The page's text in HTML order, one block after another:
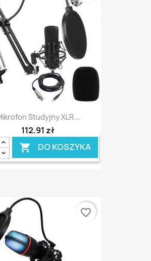
Studyjny XLR...
112,91 zł
 DO KOSZYKA
favorite_border